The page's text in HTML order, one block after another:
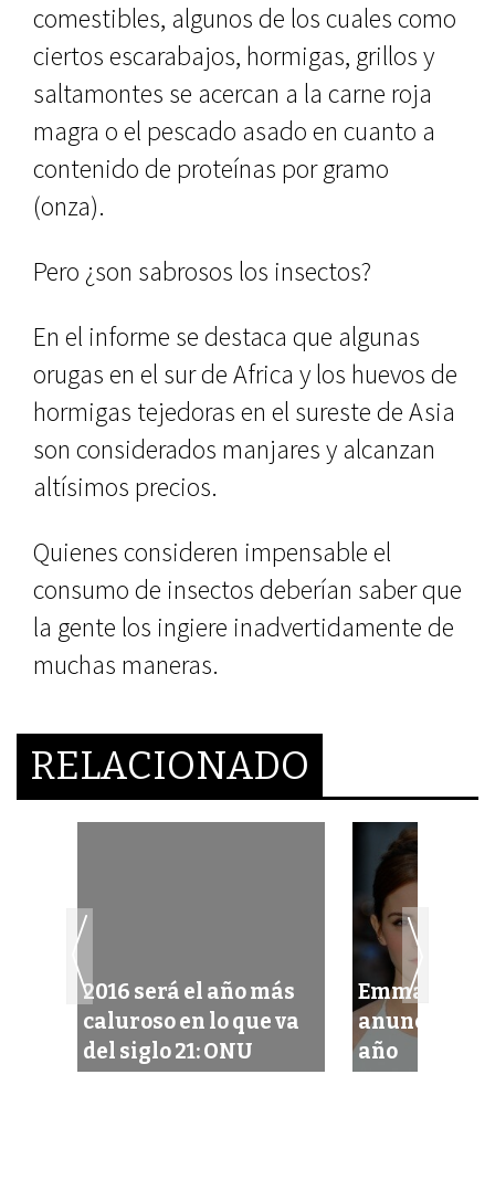
comestibles, algunos de los cuales como
ciertos escarabajos, hormigas, grillos y
saltamontes se acercan a la carne roja
magra o el pescado asado en cuanto a
contenido de proteínas por gramo
(onza).
Pero ¿son sabrosos los insectos?
En el informe se destaca que algunas
orugas en el sur de Africa y los huevos de
hormigas tejedoras en el sureste de Asia
son considerados manjares y alcanzan
altísimos precios.
Quienes consideren impensable el
consumo de insectos deberían saber que
la gente los ingiere inadvertidamente de
muchas maneras.
RELACIONADO
2016 será el año más
caluroso en lo que va
del siglo 21: ONU
Emma
anuncia
año